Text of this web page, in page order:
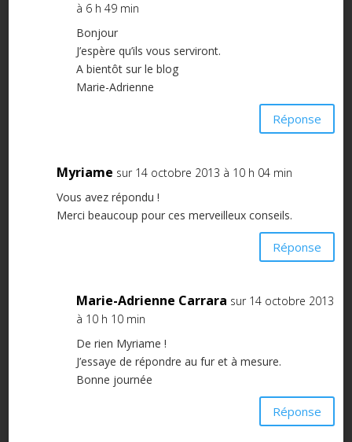
à 6 h 49 min
Bonjour
J’espère qu’ils vous serviront.
A bientôt sur le blog
Marie-Adrienne
Réponse
Myriame sur 14 octobre 2013 à 10 h 04 min
Vous avez répondu !
Merci beaucoup pour ces merveilleux conseils.
Réponse
Marie-Adrienne Carrara sur 14 octobre 2013
à 10 h 10 min
De rien Myriame !
J’essaye de répondre au fur et à mesure.
Bonne journée
Réponse